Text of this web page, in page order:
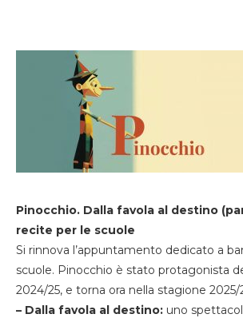
Pinocchio. Dalla favola al destino
recite per le scuole
Si rinnova l’appuntamento dedicato a
scuole. Pinocchio è stato protagonista
2024/25, e torna ora nella stagione 2025/
– Dalla favola al destino: uno